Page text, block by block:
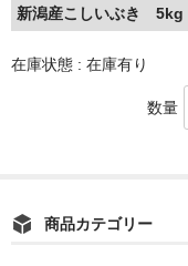
新潟産こしいぶき 5kg
在庫状態 : 在庫有り
数量
商品カテゴリー